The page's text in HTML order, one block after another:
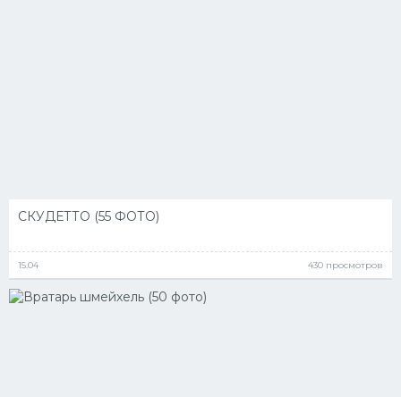
СКУДЕТТО (55 ФОТО)
15.04 430 просмотров